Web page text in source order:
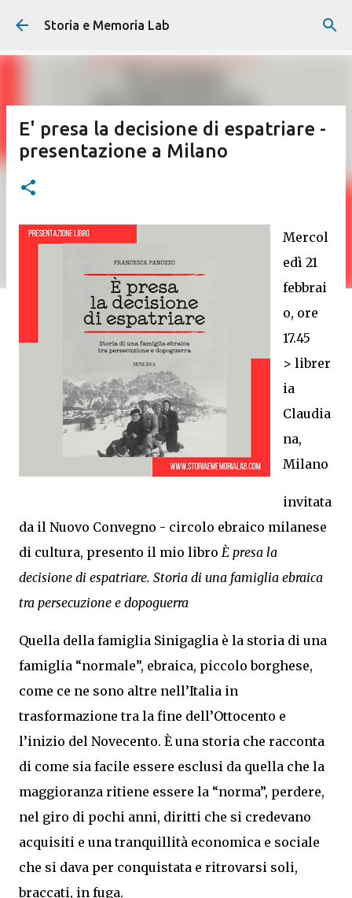
Passa ai contenuti principali
Storia e Memoria Lab
E' presa la decisione di espatriare -
presentazione a Milano
Mercol
edì 21
febbrai
o, ore
17.45
> librer
ia
Claudia
na,
Milano
invitata
da il Nuovo Convegno - circolo ebraico milanese
di cultura, presento il mio libro È presa la
decisione di espatriare. Storia di una famiglia ebraica
tra persecuzione e dopoguerra
Quella della famiglia Sinigaglia è la storia di una
famiglia “normale”, ebraica, piccolo borghese,
come ce ne sono altre nell’Italia in
trasformazione tra la fine dell’Ottocento e
l’inizio del Novecento. È una storia che racconta
di come sia facile essere esclusi da quella che la
maggioranza ritiene essere la “norma”, perdere,
nel giro di pochi anni, diritti che si credevano
acquisiti e una tranquillità economica e sociale
che si dava per conquistata e ritrovarsi soli,
braccati, in fuga.